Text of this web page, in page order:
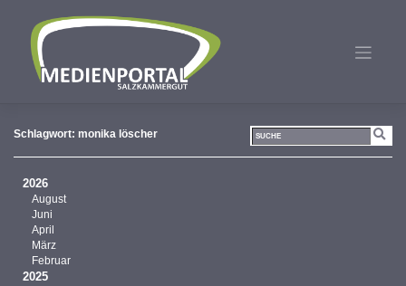
springen
Schlagwort: monika löscher
2026
August
Juni
April
März
Februar
2025